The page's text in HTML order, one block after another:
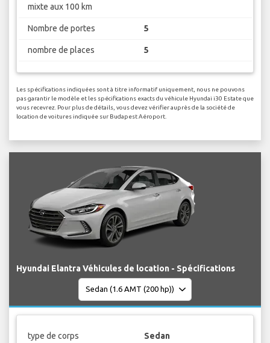
mixte aux 100 km
Nombre de portes 5
nombre de places 5
Les spécifications indiquées sont à titre informatif uniquement, nous ne pouvons
pas garantir le modèle et les spécifications exacts du véhicule Hyundai i30 Estate que
vous recevrez. Pour plus de détails, vous devez vérifier auprès de la société de
location de voitures indiquée sur Budapest Aéroport.
Hyundai Elantra Véhicules de location - Spécifications
type de corps Sedan